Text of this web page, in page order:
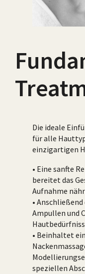
Die ideale
für alle
einzigartigen
• Eine sanfte
bereitet das
Aufnahme
•
Ampullen und
• Beinhaltet
speziellen